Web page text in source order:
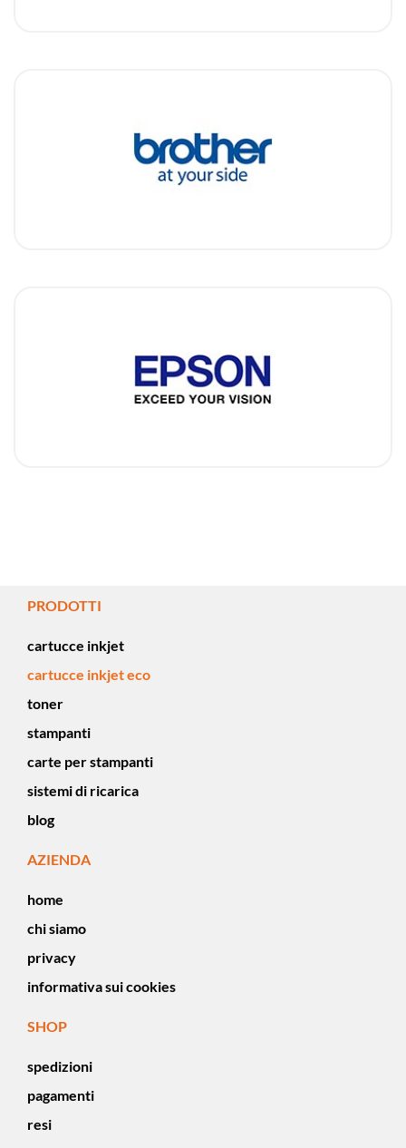
PRODOTTI
cartucce inkjet
cartucce inkjet eco
toner
stampanti
carte per stampanti
sistemi di ricarica
blog
AZIENDA
home
chi siamo
privacy
informativa sui cookies
SHOP
spedizioni
pagamenti
resi